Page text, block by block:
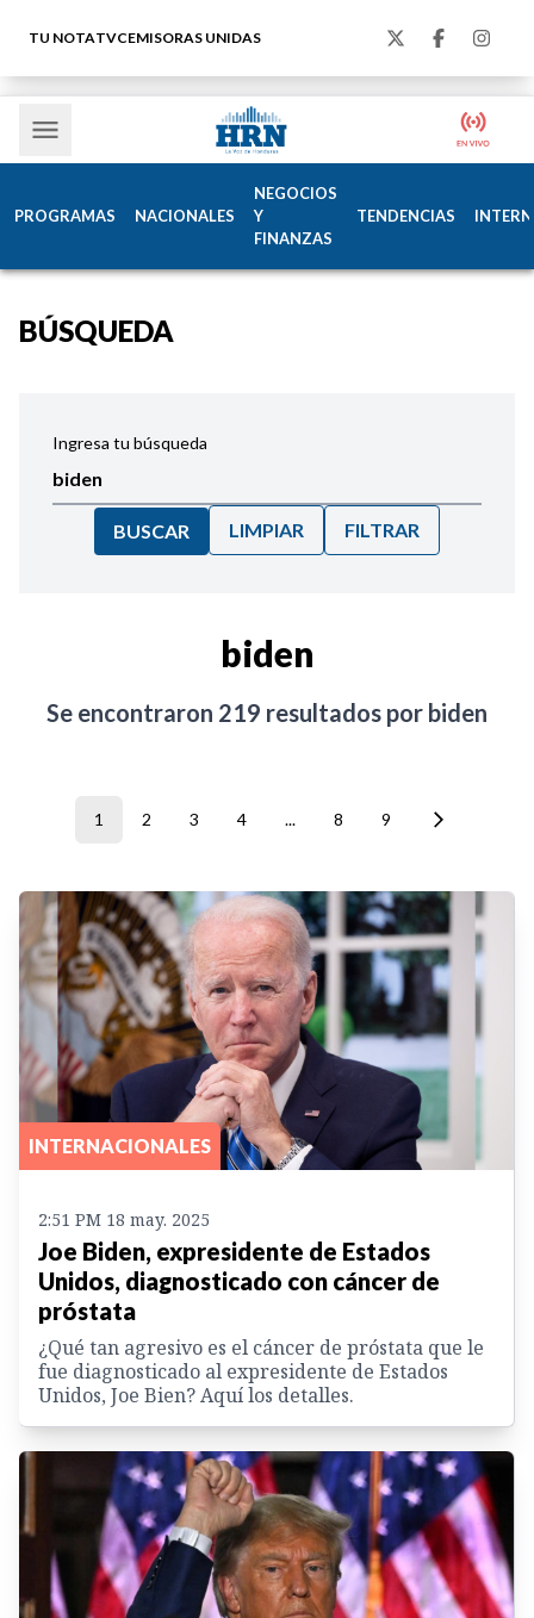
TU NOTATVCEMISORAS UNIDAS
PROGRAMAS NACIONALES
NEGOCIOS
Y
FINANZAS
TENDENCIAS
BÚSQUEDA
Ingresa tu búsqueda
BUSCAR LIMPIAR FILTRAR
biden
Se encontraron 219 resultados por biden
1 2 3 4 ... 8 9
INTERNACIONALES
2:51 PM 18 may. 2025
Joe Biden, expresidente de Estados
Unidos, diagnosticado con cáncer de
próstata
¿Qué tan agresivo es el cáncer de próstata que le
fue diagnosticado al expresidente de Estados
Unidos, Joe Bien? Aquí los detalles.